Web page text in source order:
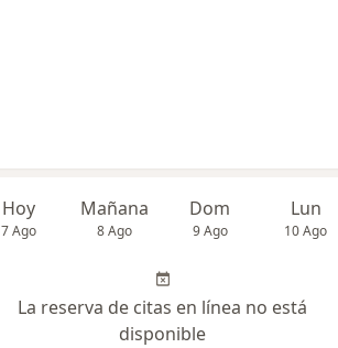
Hoy
7 Ago
Mañana
8 Ago
Dom
9 Ago
Lun
10 Ago
La reserva de citas en línea no está
disponible